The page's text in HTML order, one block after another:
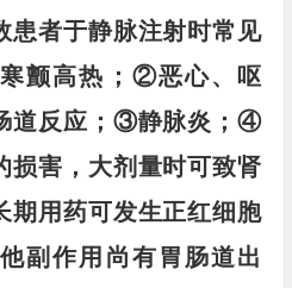
患者于静脉注射时常见
颤高热；②恶心、呕
道反应；③静脉炎；④
损害，大剂量时可致肾
期用药可发生正红细胞
副作用尚有胃肠道出